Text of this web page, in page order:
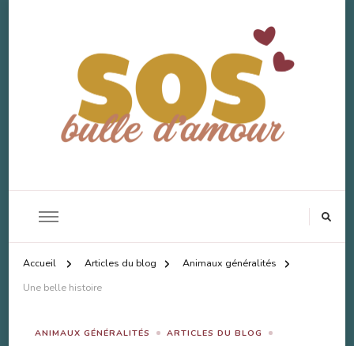
SOS Bulle d'Amour
Accueil Articles du blog
Animaux généralités
Une belle histoire
ANIMAUX GÉNÉRALITÉS
ARTICLES DU BLOG